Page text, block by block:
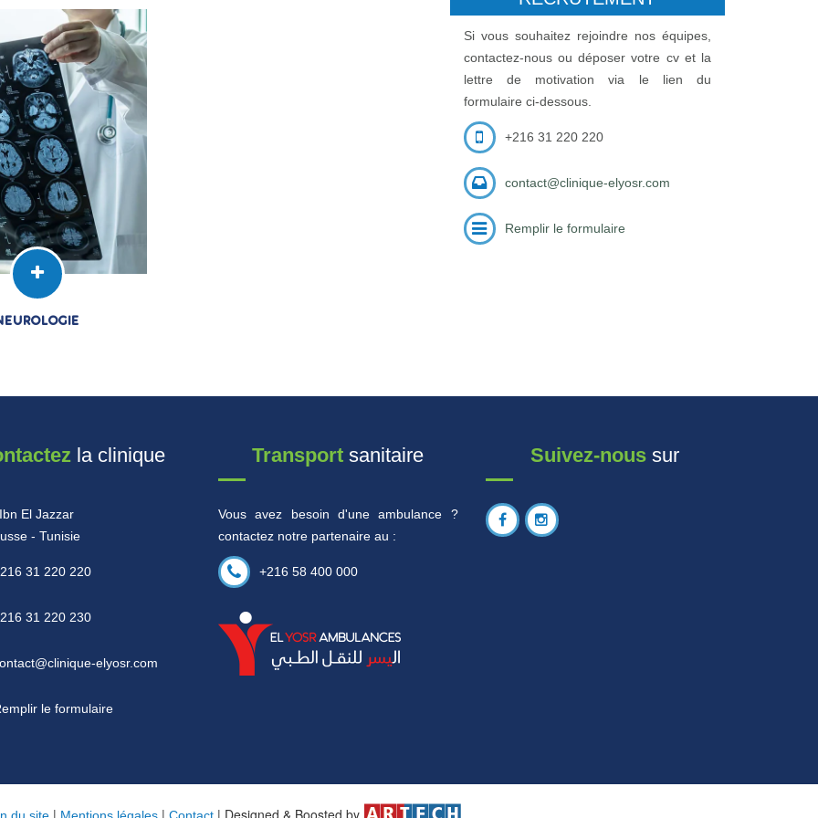
Tunisie offre à ses
soins personnalisés,
et de qualité.
LA SUITE
deneurologie
LA SUITE
Si vous souhaitez rejoindre nos équipes,
contactez-nous ou déposer votre cv et la
lettre de motivation via le lien du
formulaire ci-dessous.
+216 31 220 220
contact@clinique-elyosr.com
Remplir le formulaire
la clinique
El Jazzar
- Tunisie
31 220 220
31 220 230
elyosr.com
le formulaire
Transport sanitaire
Vous avez besoin d'une ambulance ?
contactez notre partenaire au :
+216 58 400 000
Suivez-nous sur
du site | Mentions légales | Contact | Designed & Boosted by